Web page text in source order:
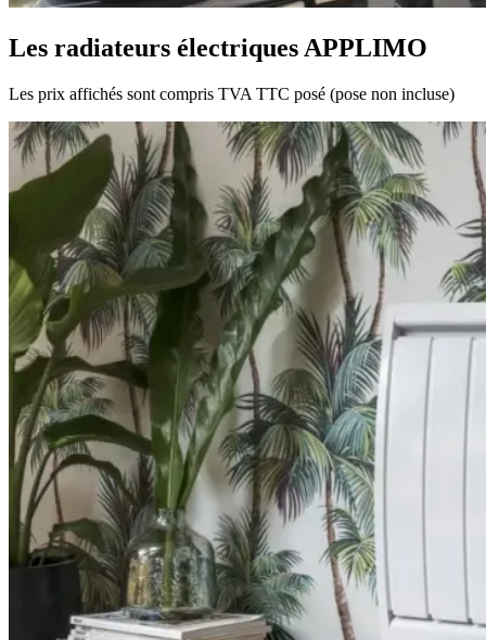
Les radiateurs électriques APPLIMO
Les prix affichés sont compris TVA TTC posé (pose non incluse)